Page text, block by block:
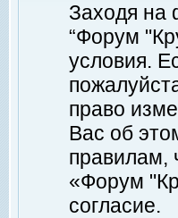
Заходя на
“Форум
условия.
право
Вас об
правилам,
«Форум
согласие.